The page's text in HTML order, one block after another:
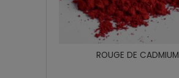
ROUGE DE CADMIUM